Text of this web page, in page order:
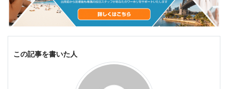
この記事を書いた人